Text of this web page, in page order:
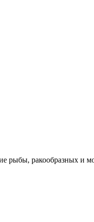
рыбы, ракообразных и